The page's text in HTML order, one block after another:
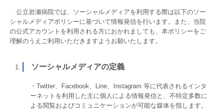
公立岩瀬病院では、ソーシャルメディアを利用する際は以下のソー
シャルメディアポリシーに基づいて情報発信を行います。また、当院
の公式アカウントを利用される方におかれましても、本ポリシーをご
理解のうえご利用いただきますようお願いたします。
ソーシャルメディアの定義
・Twitter、Facebook、Line、Instagram 等に代表されるインタ
ーネットを利用した主に個人による情報発信と、不特定多数に
よる閲覧およびコミュニケーションが可能な媒体を指します。